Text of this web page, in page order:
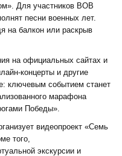
Для участников ВОВ
песни военных лет.
на балкон или раскрыв
на официальных сайтах и
концерты и другие
ключевым событием станет
марафона
Победы».
видеопроект «Семь
того,
экскурсии и